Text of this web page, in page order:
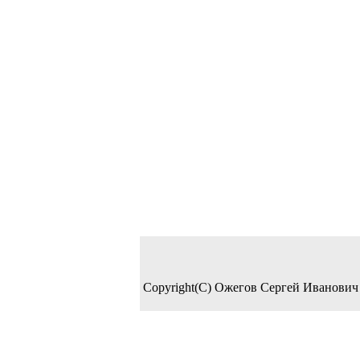
Copyright(C) Ожегов Сергей Иванович